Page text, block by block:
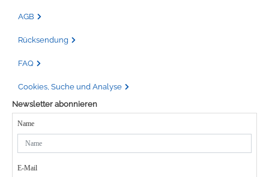
AGB
Rücksendung
FAQ
Cookies, Suche und Analyse
Newsletter abonnieren
Name
E-Mail